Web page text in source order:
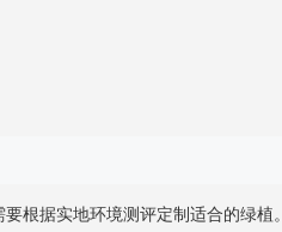
根据实地环境测评定制适合的绿植。